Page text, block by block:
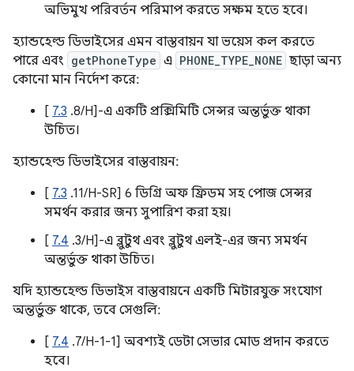
অভিমুখ পরিবর্তন পরিমাপ করতে সক্ষম হতে হবে।
হ্যান্ডহেল্ড ডিভাইসের এমন বাস্তবায়ন যা ভয়েস কল করতে
পারে এবং getPhoneType এ PHONE_TYPE_NONE ছাড়া অন্য
কোনো মান নির্দেশ করে:
[ 7.3 .8/H]-এ একটি প্রক্সিমিটি সেন্সর অন্তর্ভুক্ত থাকা
উচিত।
হ্যান্ডহেল্ড ডিভাইসের বাস্তবায়ন:
[ 7.3 .11/H-SR] 6 ডিগ্রি অফ ফ্রিডম সহ পোজ সেন্সর
সমর্থন করার জন্য সুপারিশ করা হয়।
[ 7.4 .3/H]-এ ব্লুটুথ এবং ব্লুটুথ এলই-এর জন্য সমর্থন
অন্তর্ভুক্ত থাকা উচিত।
যদি হ্যান্ডহেল্ড ডিভাইস বাস্তবায়নে একটি মিটারযুক্ত সংযোগ
অন্তর্ভুক্ত থাকে, তবে সেগুলি:
[ 7.4 .7/H-1-1] অবশ্যই ডেটা সেভার মোড প্রদান করতে
হবে।